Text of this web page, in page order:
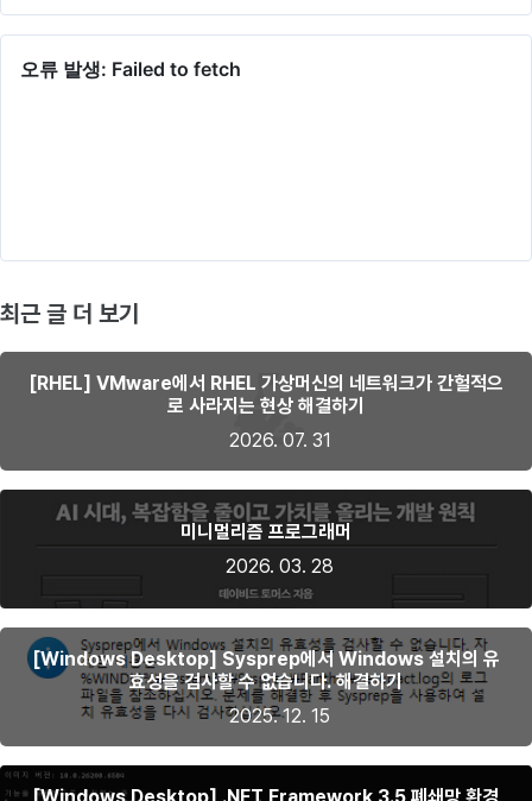
최근 글 더 보기
[RHEL] VMware에서 RHEL 가상머신의 네트워크가 간헐적으
로 사라지는 현상 해결하기
2026. 07. 31
미니멀리즘 프로그래머
2026. 03. 28
[Windows Desktop] Sysprep에서 Windows 설치의 유
효성을 검사할 수 없습니다. 해결하기
2025. 12. 15